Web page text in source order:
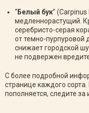
“Белый бук”
медленнорастущий.
серебристо-серая
от темно-
снижает городской
не подвержен
С более подробной
странице каждого сорта.
пополняется, следите за